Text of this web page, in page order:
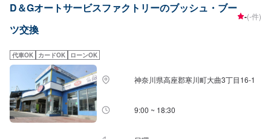
を整えております。どんな些細なことでもご相談くださいませ。皆様のご予
D＆Gオートサービスファクトリーのブッシュ・ブー
ツ交換
-(-件)
代車OK カードOK ローンOK
神奈川県高座郡寒川町大曲3丁目16-1
9:00 ~ 18:30